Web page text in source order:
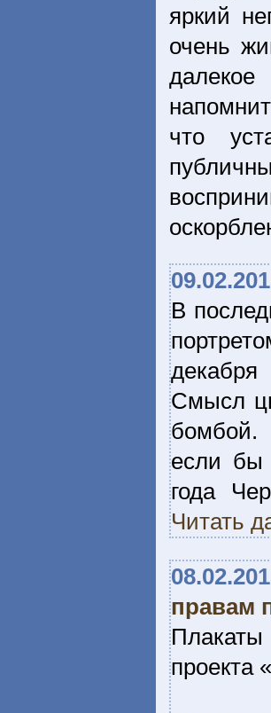
яркий
очень
что
В
Смысл
бомбой.
если бы
года
Читать
правам
проекта